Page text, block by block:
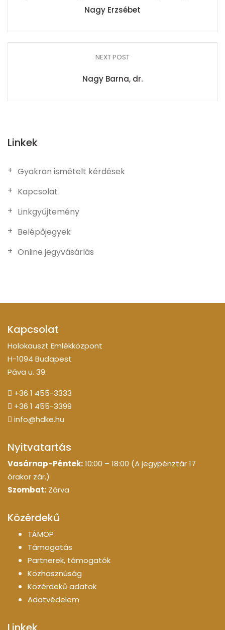
Nagy Erzsébet
NEXT POST
Nagy Barna, dr.
Linkek
Gyakran ismételt kérdések
Kapcsolat
Linkgyűjtemény
Belépőjegyek
Online jegyvásárlás
Kapcsolat
Holokauszt Emlékközpont
H-1094 Budapest
Páva u. 39.
+36 1 455-3333
+36 1 455-3399
info@hdke.hu
Nyitvatartás
Vasárnap-Péntek:10:00 – 18:00 (A jegypénztár 17
órakor zár.)
Szombat: Zárva
Közérdekű
TÁMOP
Támogatás
Partnerek, támogatók
Közhasznúság
Közérdekű adatok
Adatvédelem